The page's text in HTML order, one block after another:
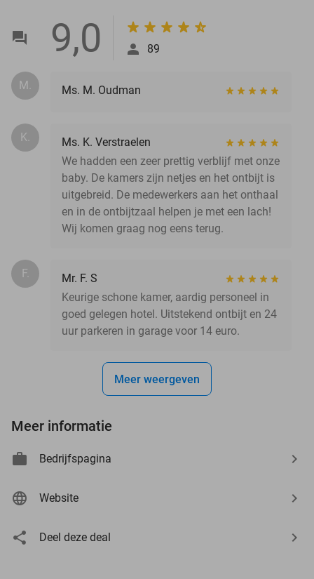
9,0 89
M. Ms. M. Oudman
K.
Ms. K. Verstraelen
We hadden een zeer prettig verblijf met onze
baby. De kamers zijn netjes en het ontbijt is
uitgebreid. De medewerkers aan het onthaal
en in de ontbijtzaal helpen je met een lach!
Wij komen graag nog eens terug.
F.
Mr. F. S
Keurige schone kamer, aardig personeel in
goed gelegen hotel. Uitstekend ontbijt en 24
uur parkeren in garage voor 14 euro.
Meer weergeven
Meer informatie
Bedrijfspagina
Website
Deel deze deal